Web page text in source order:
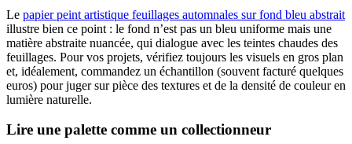
Le papier peint artistique feuillages automnales sur fond bleu abstrait
illustre bien ce point : le fond n’est pas un bleu uniforme mais une
matière abstraite nuancée, qui dialogue avec les teintes chaudes des
feuillages. Pour vos projets, vérifiez toujours les visuels en gros plan
et, idéalement, commandez un échantillon (souvent facturé quelques
euros) pour juger sur pièce des textures et de la densité de couleur en
lumière naturelle.
Lire une palette comme un collectionneur